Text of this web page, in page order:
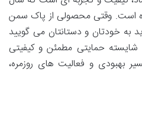
است. وقتی محصولی از پاک سمن
به خودتان و دستانتان می گویید
حمایتی مطمئن و کیفیتی
بهبودی و فعالیت های روزمره،